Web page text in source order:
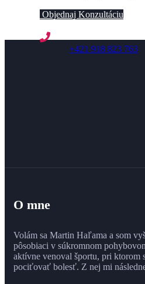
Objednaj Konzultáciu
+421 918 823 763
O mne
Volám sa Martin Haľama a som
pôsobiaci v súkromnom
aktívne venoval športu, pri ktorom
pociťovať bolesť. Z nej mi